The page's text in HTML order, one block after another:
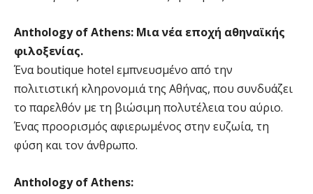
Anthology ofAthens: Μια νέα εποχή αθηναϊκής
φιλοξενίας.
Ένα boutique hotel εμπνευσμένο από την
πολιτιστική κληρονομιά της Αθήνας, που συνδυάζει
το παρελθόν με τη βιώσιμη πολυτέλεια του αύριο.
Ένας προορισμός αφιερωμένος στην ευζωία, τη
φύση και τον άνθρωπο.
Anthology of Athens: